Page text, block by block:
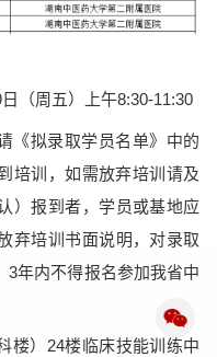
（周五）上午8:30-11:30
《拟录取学员名单》中的
培训，如需放弃培训请及
）报到者，学员或基地应
弃培训书面说明，对录取
3年内不得报名参加我省中
楼）24楼临床技能训练中